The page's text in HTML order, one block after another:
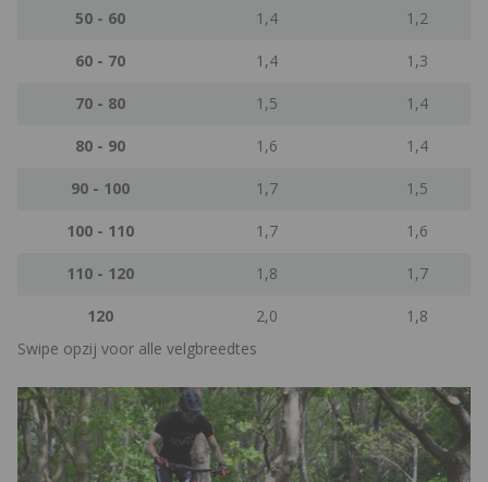
50 - 60 1,4 1,2
60 - 70 1,4 1,3
70 - 80 1,5 1,4
80 - 90 1,6 1,4
90 - 100 1,7 1,5
100 - 110 1,7 1,6
110 - 120 1,8 1,7
120 2,0
1,8
Swipe opzij voor alle velgbreedtes